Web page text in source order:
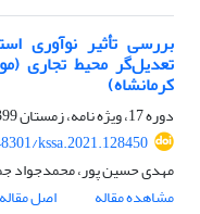
بررسی تأثیر نوآوری
تعدیل‌گر محیط تجاری
کرمانشاه)
دوره 17، ویژه نامه، زمستان 1399، صفحه
kssa.2021.128450
مهدی حسین پور، محمدجواد
مشاهده مقاله
اصل مقاله